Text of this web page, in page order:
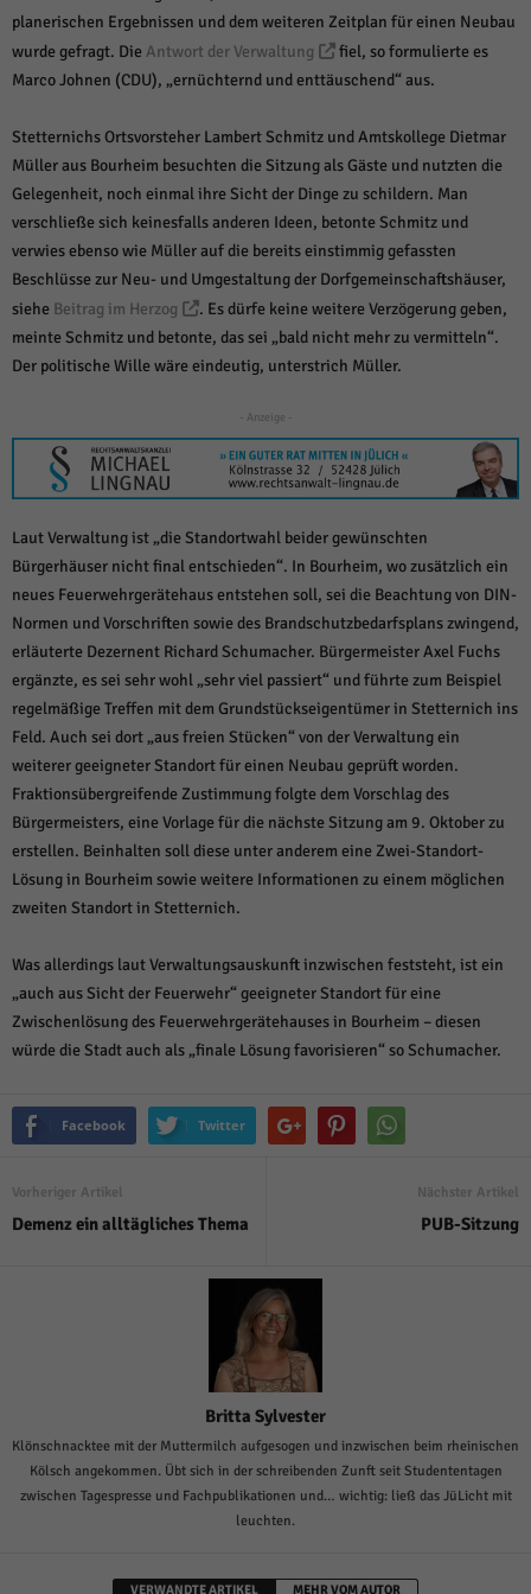
planerischen Ergebnissen und dem weiteren Zeitplan für einen Neubau
wurde gefragt. DieAntwort der Verwaltung
fiel, so formulierte es
Marco Johnen (CDU), „ernüchternd und enttäuschend“ aus.
Stetternichs Ortsvorsteher Lambert Schmitz und Amtskollege Dietmar
Müller aus Bourheim besuchten die Sitzung als Gäste und nutzten die
Gelegenheit, noch einmal ihre Sicht der Dinge zu schildern. Man
verschließe sich keinesfalls anderen Ideen, betonte Schmitz und
verwies ebenso wie Müller auf die bereits einstimmig gefassten
Beschlüsse zur Neu- und Umgestaltung der Dorfgemeinschaftshäuser,
siehe Beitrag im Herzog
. Es dürfe keine weitere Verzögerung geben,
meinte Schmitz und betonte, das sei „bald nicht mehr zu vermitteln“.
Der politische Wille wäre eindeutig, unterstrich Müller.
- Anzeige -
Laut Verwaltung ist „die Standortwahl beider gewünschten
Bürgerhäuser nicht final entschieden“. In Bourheim, wo zusätzlich ein
neues Feuerwehrgerätehaus entstehen soll, sei die Beachtung von DIN-
Normen und Vorschriften sowie des Brandschutzbedarfsplans zwingend,
erläuterte Dezernent Richard Schumacher. Bürgermeister Axel Fuchs
ergänzte, es sei sehr wohl „sehr viel passiert“ und führte zum Beispiel
regelmäßige Treffen mit dem Grundstückseigentümer in Stetternich ins
Feld. Auch sei dort „aus freien Stücken“ von der Verwaltung ein
weiterer geeigneter Standort für einen Neubau geprüft worden.
Fraktionsübergreifende Zustimmung folgte dem Vorschlag des
Bürgermeisters, eine Vorlage für die nächste Sitzung am 9. Oktober zu
erstellen. Beinhalten soll diese unter anderem eine Zwei-Standort-
Lösung in Bourheim sowie weitere Informationen zu einem möglichen
zweiten Standort in Stetternich.
Was allerdings laut Verwaltungsauskunft inzwischen feststeht, ist ein
„auch aus Sicht der Feuerwehr“ geeigneter Standort für eine
Zwischenlösung des Feuerwehrgerätehauses in Bourheim – diesen
würde die Stadt auch als „finale Lösung favorisieren“ so Schumacher.
Facebook Twitter
Vorheriger Artikel
Demenz ein alltägliches Thema
Nächster Artikel
PUB-Sitzung
Britta Sylvester
Klönschnacktee mit der Muttermilch aufgesogen und inzwischen beim rheinischen
Kölsch angekommen. Übt sich in der schreibenden Zunft seit Studententagen
zwischen Tagespresse und Fachpublikationen und… wichtig: ließ das JüLicht mit
leuchten.
VERWANDTE ARTIKEL MEHR VOM AUTOR
auswählen.
Alle akzeptieren Speichern und weiter
Essenziell (1)
Essenzielle Cookies ermöglichen grundlegende Funktionen und sind für die
einwandfreie Funktion der Website erforderlich.
Cookie-Informationen anzeigen
Statistiken (1)
Statistik Cookies erfassen Informationen anonym. Diese Informationen helfen
uns zu verstehen, wie unsere Besucher unsere Website nutzen.
Marketing (1)
Marketing-Cookies werden von Drittanbietern oder Publishern verwendet,
über Websites hinweg verfolgen.
Cookie-Informationen anzeigen
Externe Medien (6)
Inhalte von Videoplattformen und Social-Media-Plattformen werden
standardmäßig blockiert. Wenn Cookies von externen Medien akzeptiert
mehr.
powered by Borlabs Cookie Datenschutzerklärung